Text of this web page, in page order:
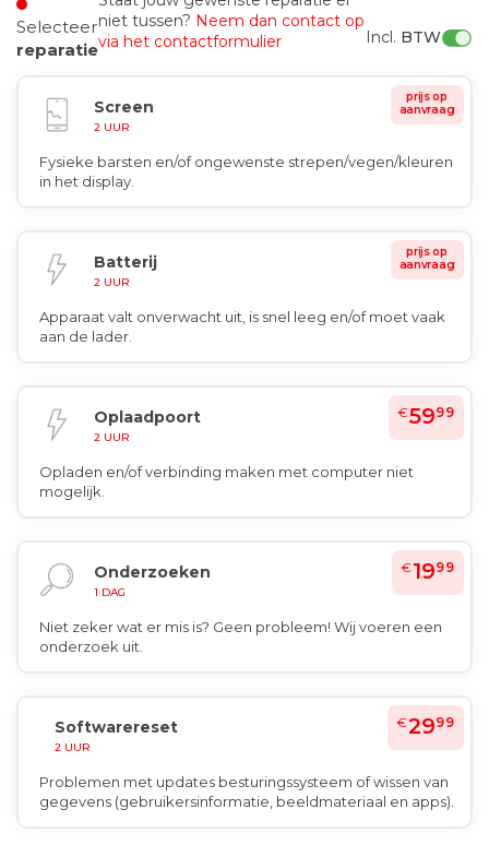
Selecteer
reparatie
niet tussen? Neem dan contact op
via het contactformulier
Incl. BTW
Screen
2 UUR
prijs op
aanvraag
Fysieke barsten en/of ongewenste strepen/vegen/kleuren
in het display.
Batterij
2 UUR
prijs op
aanvraag
Apparaat valt onverwacht uit, is snel leeg en/of moet vaak
aan de lader.
Oplaadpoort
2 UUR
€5999
Opladen en/of verbinding maken met computer niet
mogelijk.
Onderzoeken
1 DAG
€1999
Niet zeker wat er mis is? Geen probleem! Wij voeren een
onderzoek uit.
Softwarereset
2 UUR
€2999
Problemen met updates besturingssysteem of wissen van
gegevens (gebruikersinformatie, beeldmateriaal en apps).